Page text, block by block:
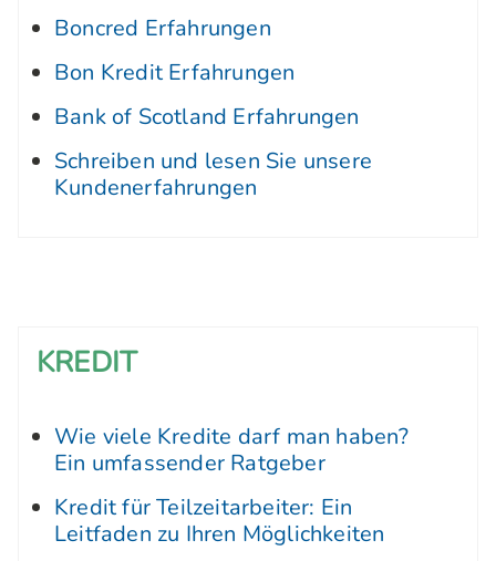
Boncred Erfahrungen
Bon Kredit Erfahrungen
Bank of Scotland Erfahrungen
Schreiben und lesen Sie unsere
Kundenerfahrungen
KREDIT
Wie viele Kredite darf man haben?
Ein umfassender Ratgeber
Kredit für Teilzeitarbeiter: Ein
Leitfaden zu Ihren Möglichkeiten